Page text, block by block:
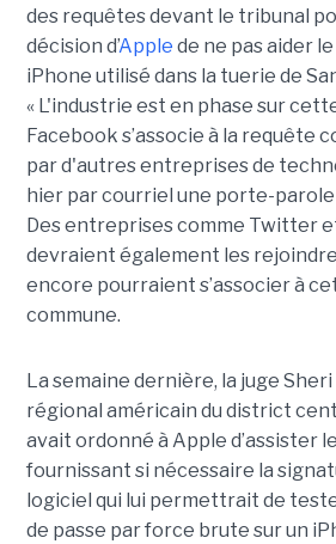
des requêtes devant le tribunal
décision d’Apple de ne pas aider
iPhone utilisé dans la tuerie de
« L'industrie est en phase sur
Facebook s’associe à la requête
par d'autres entreprises de
hier par courriel une porte-parole
Des entreprises comme Twitter
devraient également les
encore pourraient s’associer à
commune.
La semaine dernière, la juge Sheri
régional américain du district
avait ordonné à Apple d’assister
fournissant si nécessaire la
logiciel qui lui permettrait de
de passe par force brute sur un